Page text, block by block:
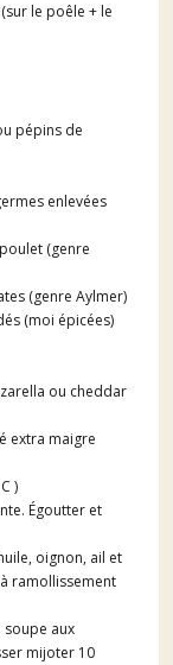
le poêle + le
pépins de
enlevées
(genre
(genre Aylmer)
(moi épicées)
ou cheddar
extra maigre
)
Égoutter et
oignon, ail et
ramollissement
soupe aux
mijoter 10